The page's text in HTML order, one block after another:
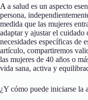
A a salud es un aspecto
persona,
medida que las mujeres
adaptar y ajustar el cuidado
necesidades específicas de
artículo, compartiremos
las mujeres de 40 años o
vida sana, activa y
¿Y cómo puede iniciarse la